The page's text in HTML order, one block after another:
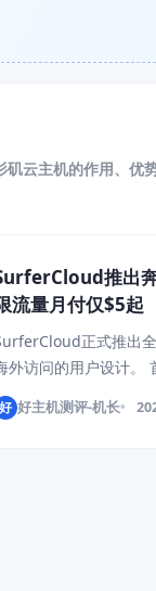
云主机的作用、优
推出
流量月付仅$5起
正式推出
外访问的用户设计。
境业务、北美部署以
好 好主机测评-机长